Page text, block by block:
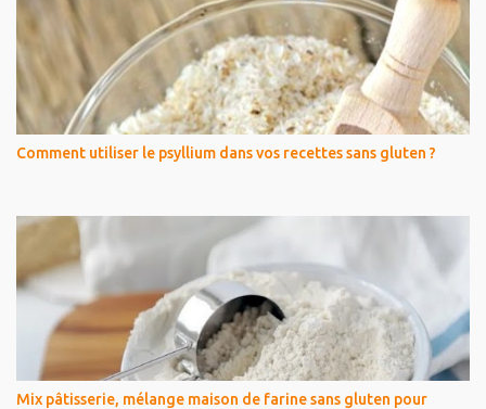
Comment utiliser le psyllium dans vos recettes sans gluten ?
Mix pâtisserie, mélange maison de farine sans gluten pour